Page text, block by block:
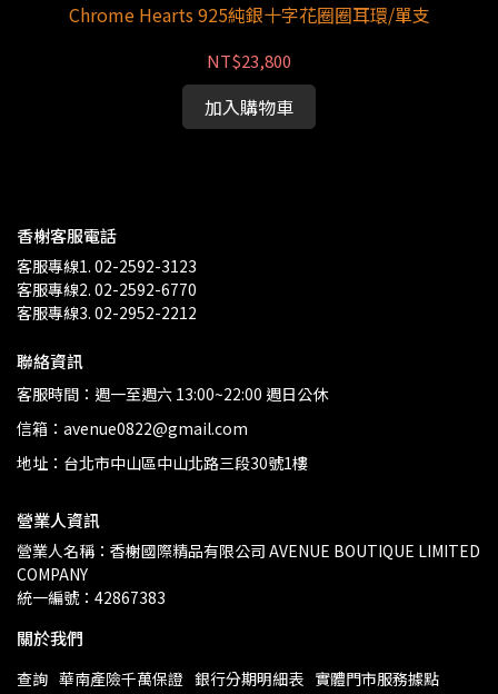
Chrome Hearts 925純銀十字花圈圈耳環/單支
NT$23,800
加入購物車
香榭客服電話
客服專線1. 02-2592-3123
客服專線2. 02-2592-6770
客服專線3. 02-2952-2212
聯絡資訊
客服時間：週一至週六 13:00~22:00 週日公休
信箱：avenue0822@gmail.com
地址：台北市中山區中山北路三段30號1樓
營業人資訊
營業人名稱：香榭國際精品有限公司 AVENUE BOUTIQUE LIMITED
COMPANY
統一編號：42867383
關於我們
查詢 華南產險千萬保證 銀行分期明細表 實體門市服務據點